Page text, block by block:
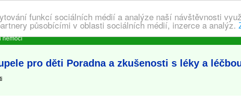
funkcí sociálních médií a analýze naší návštěvnosti
působícími v oblasti sociálních médií, inzerce a analýz.
nemocí
pro děti Poradna a zkušenosti s léky a